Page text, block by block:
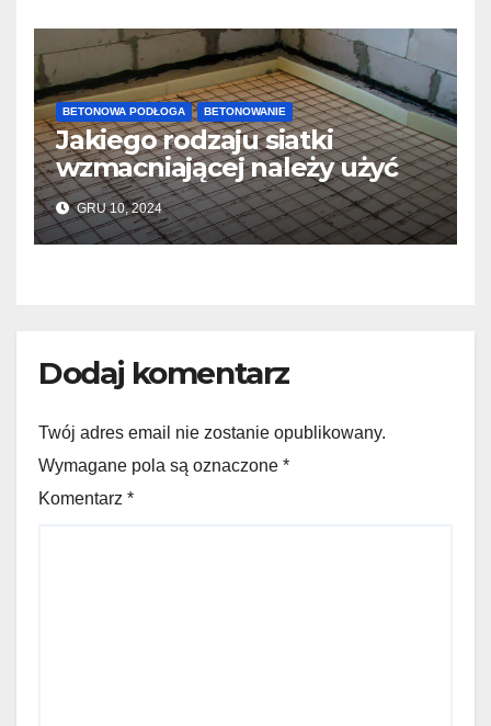
BETONOWA PODŁOGA BETONOWANIE
Jakiego rodzaju siatki
wzmacniającej należy użyć
do wylewek podłogowych?
GRU 10, 2024
Dodaj komentarz
Twój adres email nie zostanie opublikowany.
Wymagane pola są oznaczone *
Komentarz *